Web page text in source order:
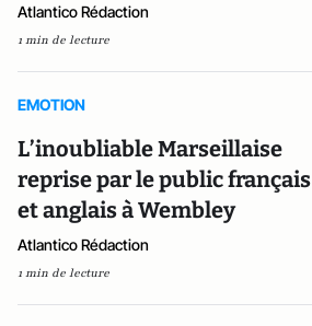
Atlantico Rédaction
1 min de lecture
EMOTION
L’inoubliable Marseillaise
reprise par le public français
et anglais à Wembley
Atlantico Rédaction
1 min de lecture